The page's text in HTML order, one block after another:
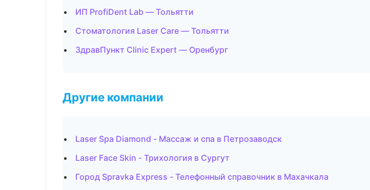
ИП ProfiDent Lab — Тольятти
Стоматология Laser Care — Тольятти
ЗдравПункт Clinic Expert — Оренбург
Другие компании
Laser Spa Diamond - Массаж и спа в Петрозаводск
Laser Face Skin - Трихология в Сургут
Город Spravka Express - Телефонный справочник в Махачкала